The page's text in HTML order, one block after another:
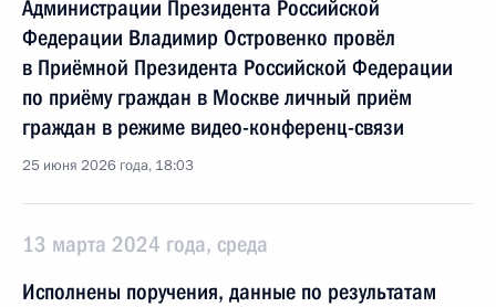
Администрации Президента Российской
Федерации Владимир Островенко провёл
в Приёмной Президента Российской Федерации
по приёму граждан в Москве личный приём
граждан в режиме видео-конференц-связи
25 июня 2026 года, 18:03
13 марта 2024 года, среда
Исполнены поручения, данные по результатам